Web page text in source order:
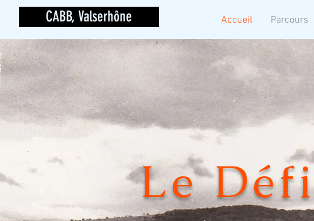
CABB, Valserhône Accueil Parcours
Le